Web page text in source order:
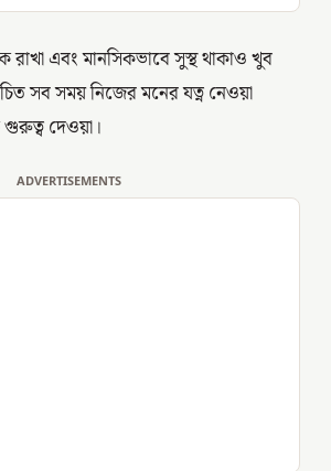
রাখা এবং মানসিকভাবে সুস্থ থাকাও খুব
সব সময় নিজের মনের যত্ন নেওয়া
গুরুত্ব দেওয়া।
ADVERTISEMENTS